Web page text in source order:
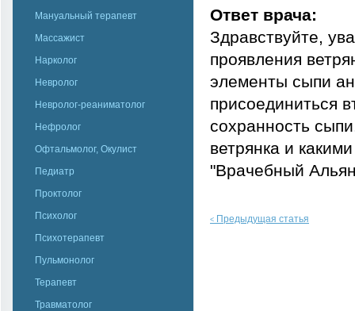
Мануальный терапевт
Массажист
Нарколог
Невролог
Невролог-реаниматолог
Нефролог
Офтальмолог, Окулист
Педиатр
Проктолог
Психолог
Психотерапевт
Пульмонолог
Терапевт
Травматолог
Ответ врача:
Здравствуйте,
проявления
элементы сыпи
присоединиться
сохранность
ветрянка и
"Врачебный
< Предыдущая статья